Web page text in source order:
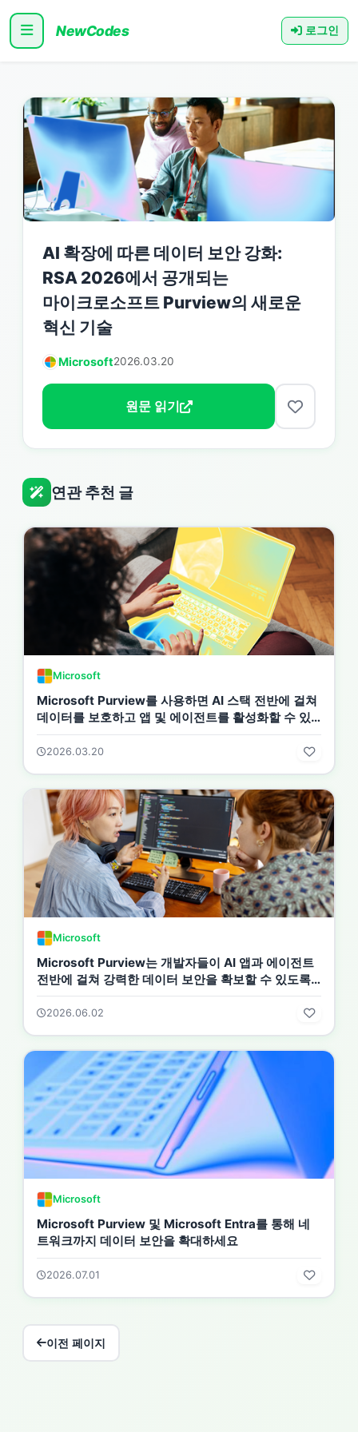
NewCodes 로그인
AI 확장에 따른 데이터 보안 강화:
RSA 2026에서 공개되는
마이크로소프트 Purview의 새로운
혁신 기술
Microsoft2026.03.20
원문 읽기
연관 추천 글
Microsoft
Microsoft Purview를 사용하면 AI 스택 전반에 걸쳐
데이터를 보호하고 앱 및 에이전트를 활성화할 수 있
습니다.
2026.03.20
Microsoft
Microsoft Purview는 개발자들이 AI 앱과 에이전트
전반에 걸쳐 강력한 데이터 보안을 확보할 수 있도록
지원합니다
2026.06.02
Microsoft
Microsoft Purview 및 Microsoft Entra를 통해 네
트워크까지 데이터 보안을 확대하세요
2026.07.01
이전 페이지